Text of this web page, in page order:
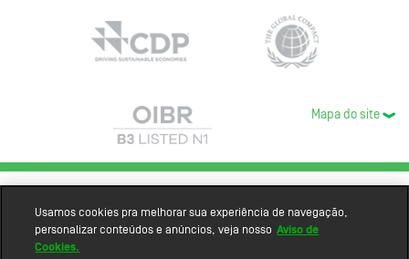
Mapa do site
Usamos cookies pra melhorar sua experiência de navegação,
personalizar conteúdos e anúncios, veja nosso Aviso de
Cookies.